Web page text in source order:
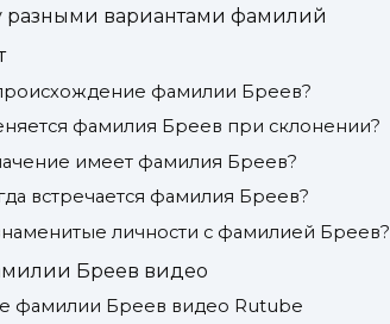
разными вариантами фамилий
фамилии Бреев?
фамилия Бреев при склонении?
имеет фамилия Бреев?
встречается фамилия Бреев?
личности с фамилией Бреев?
Бреев видео
фамилии Бреев видео Rutube